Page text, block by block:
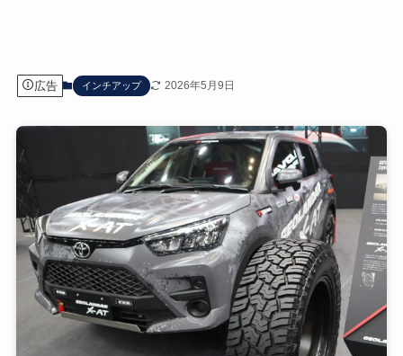
広告 インチアップ 2026年5月9日